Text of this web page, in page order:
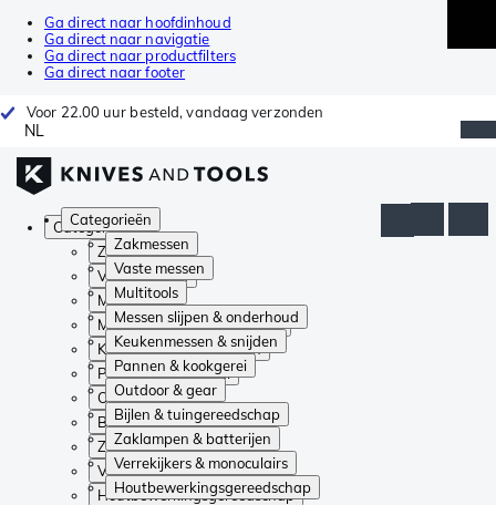
Ga direct naar hoofdinhoud
Ga direct naar navigatie
Ga direct naar productfilters
Ga direct naar footer
Voor 22.00 uur besteld, vandaag verzonden
NL
Categorieën
Zakmessen
Vaste messen
Multitools
Messen slijpen & onderhoud
Keukenmessen & snijden
Pannen & kookgerei
Outdoor & gear
Bijlen & tuingereedschap
Zaklampen & batterijen
Verrekijkers & monoculairs
Houtbewerkingsgereedschap
Categorieën
Zakmessen
Vaste messen
Multitools
Messen slijpen & onderhoud
Keukenmessen & snijden
Pannen & kookgerei
Outdoor & gear
Bijlen & tuingereedschap
Zaklampen & batterijen
Verrekijkers & monoculairs
Houtbewerkingsgereedschap